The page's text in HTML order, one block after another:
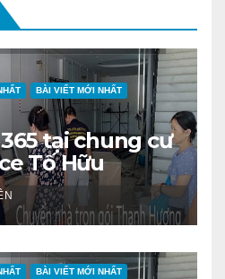
BÀI VIẾT MỚI NHẤT
tại chung cư
Tố Hữu
BÀI VIẾT MỚI NHẤT